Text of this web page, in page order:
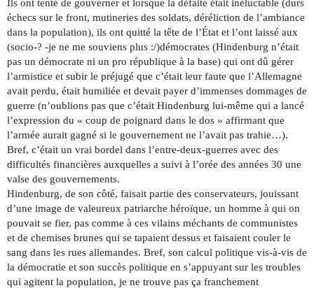
Ils ont tenté de gouverner et lorsque la défaite était inéluctable (durs
échecs sur le front, mutineries des soldats, déréliction de l’ambiance
dans la population), ils ont quitté la tête de l’État et l’ont laissé aux
(socio-? -je ne me souviens plus :/)démocrates (Hindenburg n’était
pas un démocrate ni un pro république à la base) qui ont dû gérer
l’armistice et subir le préjugé que c’était leur faute que l’Allemagne
avait perdu, était humiliée et devait payer d’immenses dommages de
guerre (n’oublions pas que c’était Hindenburg lui-même qui a lancé
l’expression du « coup de poignard dans le dos » affirmant que
l’armée aurait gagné si le gouvernement ne l’avait pas trahie…).
Bref, c’était un vrai bordel dans l’entre-deux-guerres avec des
difficultés financières auxquelles a suivi à l’orée des années 30 une
valse des gouvernements.
Hindenburg, de son côté, faisait partie des conservateurs, jouissant
d’une image de valeureux patriarche héroïque, un homme à qui on
pouvait se fier, pas comme à ces vilains méchants de communistes
et de chemises brunes qui se tapaient dessus et faisaient couler le
sang dans les rues allemandes. Bref, son calcul politique vis-à-vis de
la démocratie et son succès politique en s’appuyant sur les troubles
qui agitent la population, je ne trouve pas ça franchement